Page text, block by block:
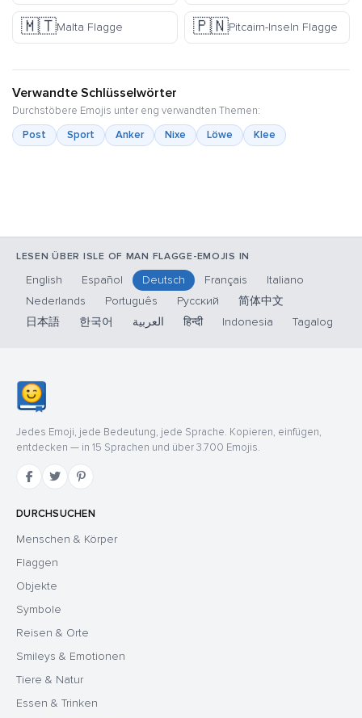
🇲🇹Malta Flagge 🇵🇳Pitcairn-Inseln Flagge
Verwandte Schlüsselwörter
Durchstöbere Emojis unter eng verwandten Themen:
Post
Sport Anker Nixe Löwe Klee
LESEN ÜBER ISLE OF MAN FLAGGE-EMOJIS IN
English Español Deutsch Français
Italiano
Nederlands
Português Русский
简体中文
日本語
한국어 العربية हिन्दी Indonesia Tagalog
Jedes Emoji, jede Bedeutung, jede Sprache. Kopieren, einfügen,
entdecken — in 15 Sprachen und über 3.700 Emojis.
DURCHSUCHEN
Menschen & Körper
Flaggen
Objekte
Symbole
Reisen & Orte
Smileys & Emotionen
Tiere & Natur
Essen & Trinken